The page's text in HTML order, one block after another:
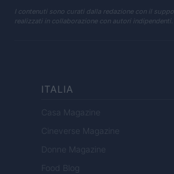
I contenuti sono curati dalla redazione con il
realizzati in collaborazione con autori indipendenti.
ITALIA
Casa Magazine
Cineverse Magazine
Donne Magazine
Food Blog